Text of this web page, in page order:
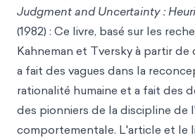
Judgment and Uncertainty :
(1982) : Ce livre, basé sur les
Kahneman et Tversky à partir de
a fait des vagues dans la
rationalité humaine et a fait des
des pionniers de la discipline de
comportementale. L'article et le